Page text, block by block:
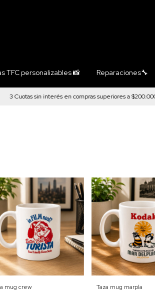
TFC personalizables 📸 Reparaciones🔧
sin interés en compras superiores a $200.000
mug crew Taza mug marpla